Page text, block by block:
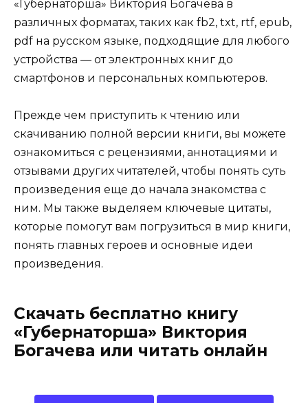
«Губернаторша» Виктория Богачева в
различных форматах, таких как fb2, txt, rtf, epub,
pdf на русском языке, подходящие для любого
устройства — от электронных книг до
смартфонов и персональных компьютеров.
Прежде чем приступить к чтению или
скачиванию полной версии книги, вы можете
ознакомиться с рецензиями, аннотациями и
отзывами других читателей, чтобы понять суть
произведения еще до начала знакомства с
ним. Мы также выделяем ключевые цитаты,
которые помогут вам погрузиться в мир книги,
понять главных героев и основные идеи
произведения.
Скачать бесплатно книгу
«Губернаторша» Виктория
Богачева или читать онлайн